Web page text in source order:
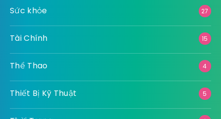
Sức khỏe 27
Tài Chính 15
Thể Thao 4
Thiết Bị Kỹ Thuật 5